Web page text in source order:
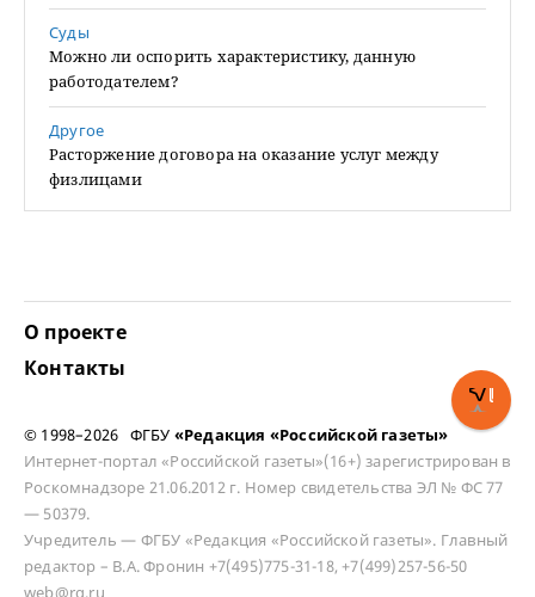
Суды
Можно ли оспорить характеристику, данную
работодателем?
Другое
Расторжение договора на оказание услуг между
физлицами
О проекте
Контакты
© 1998–2026 ФГБУ «Редакция «Российской газеты»
Интернет-портал «Российской газеты»(16+) зарегистрирован в
Роскомнадзоре 21.06.2012 г. Номер свидетельства ЭЛ № ФС 77
— 50379.
Учредитель — ФГБУ «Редакция «Российской газеты». Главный
редактор – В.А. Фронин +7(495)775-31-18, +7(499)257-56-50
web@rg.ru